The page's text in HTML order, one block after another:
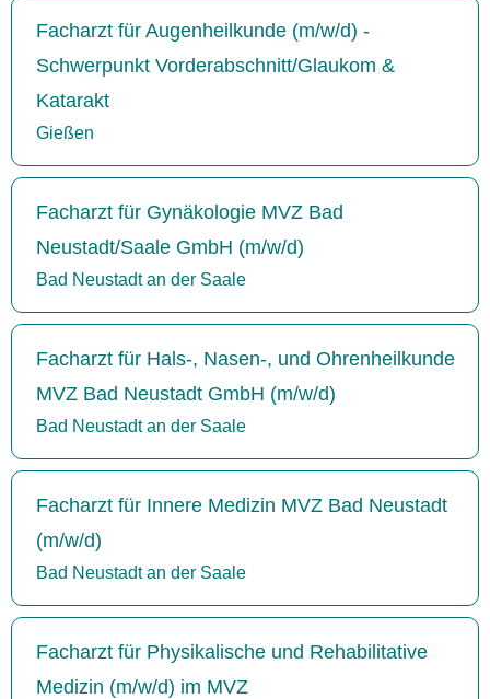
Facharzt für Augenheilkunde (m/w/d) -
Schwerpunkt Vorderabschnitt/Glaukom &
Katarakt
Gießen
Facharzt für Gynäkologie MVZ Bad
Neustadt/Saale GmbH (m/w/d)
Bad Neustadt an der Saale
Facharzt für Hals-, Nasen-, und Ohrenheilkunde
MVZ Bad Neustadt GmbH (m/w/d)
Bad Neustadt an der Saale
Facharzt für Innere Medizin MVZ Bad Neustadt
(m/w/d)
Bad Neustadt an der Saale
Facharzt für Physikalische und Rehabilitative
Medizin (m/w/d) im MVZ